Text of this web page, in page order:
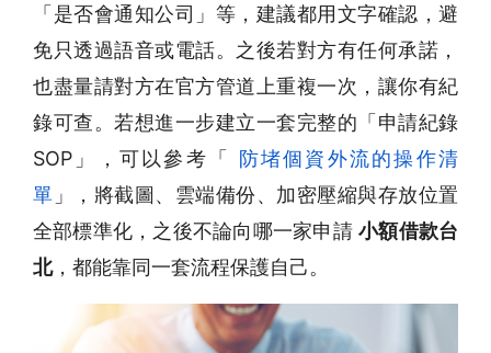
「是否會通知公司」等，建議都用文字確認，避
免只透過語音或電話。之後若對方有任何承諾，
也盡量請對方在官方管道上重複一次，讓你有紀
錄可查。若想進一步建立一套完整的「申請紀錄
SOP」，可以參考「
防堵個資外流的操作清
單 」，將截圖、雲端備份、加密壓縮與存放位置
全部標準化，之後不論向哪一家申請小額借款台
北，都能靠同一套流程保護自己。